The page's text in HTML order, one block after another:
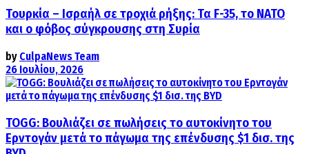
Τουρκία – Ισραήλ σε τροχιά ρήξης: Τα F-35, το ΝΑΤΟ
και ο φόβος σύγκρουσης στη Συρία
by CulpaNews Team
26 Ιουλίου, 2026
TOGG: Βουλιάζει σε πωλήσεις το αυτοκίνητο του
Ερντογάν μετά το πάγωμα της επένδυσης $1 δισ. της